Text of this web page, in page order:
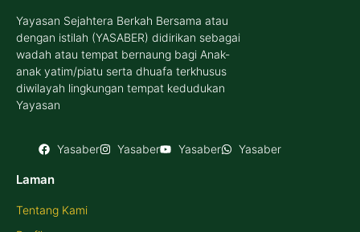
Yayasan Sejahtera Berkah Bersama atau
dengan istilah (YASABER) didirikan sebagai
wadah atau tempat bernaung bagi Anak-
anak yatim/piatu serta dhuafa terkhusus
diwilayah lingkungan tempat kedudukan
Yayasan
Yasaber Yasaber Yasaber Yasaber
Laman
Tentang Kami